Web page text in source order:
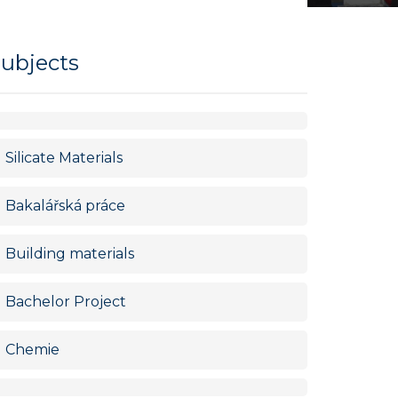
Silicate Materials
Bakalářská práce
Building materials
Bachelor Project
Chemie